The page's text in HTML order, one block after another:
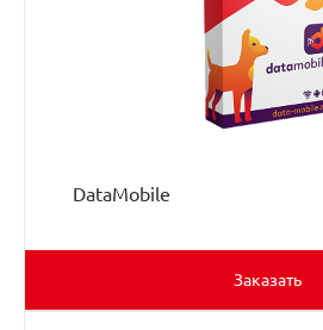
DataMobile
Заказать